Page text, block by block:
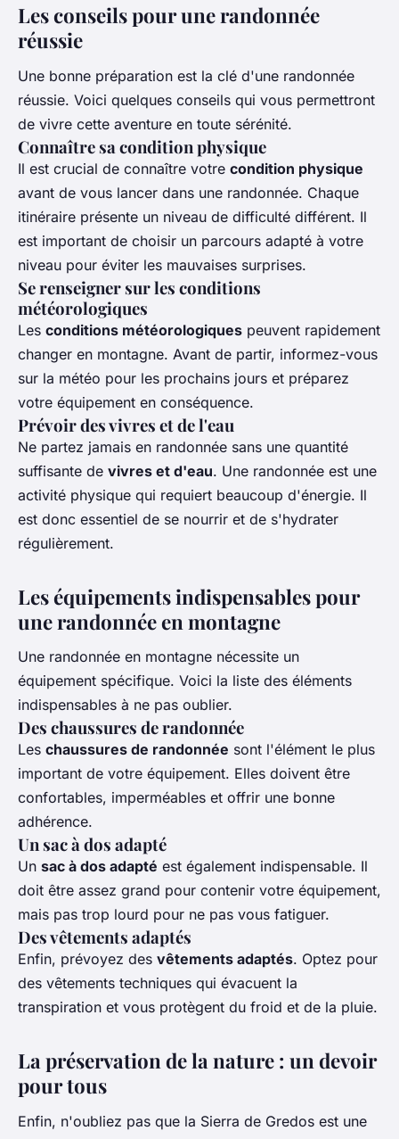
Les conseils pour une randonnée
réussie
Une bonne préparation est la clé d'une randonnée
réussie. Voici quelques conseils qui vous permettront
de vivre cette aventure en toute sérénité.
Connaître sa condition physique
Il est crucial de connaître votre condition physique
avant de vous lancer dans une randonnée. Chaque
itinéraire présente un niveau de difficulté différent. Il
est important de choisir un parcours adapté à votre
niveau pour éviter les mauvaises surprises.
Se renseigner sur les conditions
météorologiques
Les conditions météorologiques peuvent rapidement
changer en montagne. Avant de partir, informez-vous
sur la météo pour les prochains jours et préparez
votre équipement en conséquence.
Prévoir des vivres et de l'eau
Ne partez jamais en randonnée sans une quantité
suffisante de vivres et d'eau. Une randonnée est une
activité physique qui requiert beaucoup d'énergie. Il
est donc essentiel de se nourrir et de s'hydrater
régulièrement.
Les équipements indispensables pour
une randonnée en montagne
Une randonnée en montagne nécessite un
équipement spécifique. Voici la liste des éléments
indispensables à ne pas oublier.
Des chaussures de randonnée
Les chaussures de randonnée sont l'élément le plus
important de votre équipement. Elles doivent être
confortables, imperméables et offrir une bonne
adhérence.
Un sac à dos adapté
Un sac à dos adapté est également indispensable. Il
doit être assez grand pour contenir votre équipement,
mais pas trop lourd pour ne pas vous fatiguer.
Des vêtements adaptés
Enfin, prévoyez des vêtements adaptés. Optez pour
des vêtements techniques qui évacuent la
transpiration et vous protègent du froid et de la pluie.
La préservation de la nature : un devoir
pour tous
Enfin, n'oubliez pas que la Sierra de Gredos est une